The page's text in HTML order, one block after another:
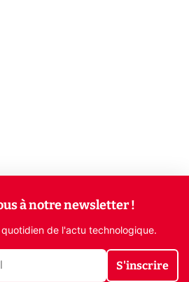
à notre newsletter !
quotidien de l'actu technologique.
S'inscrire